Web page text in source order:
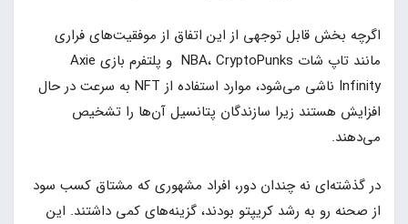
اگرچه بخش قابل توجهی از این اتفاق از موفقیت‌های فراری
مانند تاپ شات NBA، CryptoPunks و پلتفرم بازی Axie
Infinity ناشی می‌شود، موارد استفاده از NFT به سرعت در حال
افزایش هستند زیرا سازندگان پتانسیل آن‌ها را تشخیص
می‌دهند.
در گذشته‌ای نه چندان دور، افراد مشهوری که مشتاق کسب سود
از صحنه رو به رشد کریپتو بودند، گزینه‌های کمی داشتند. این